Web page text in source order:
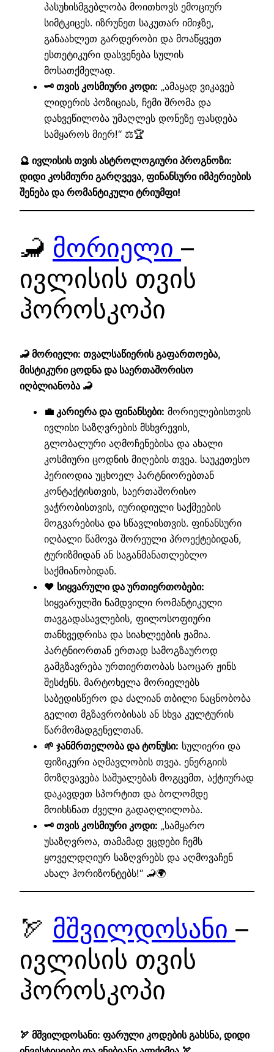
პასუხისმგებლობა მოითხოვს ემოციურ
სიმტკიცეს. იზრუნეთ საკუთარ იმიჯზე,
განაახლეთ გარდერობი და მოაწყვეთ
ესთეტიკური დასვენება სულის
მოსათქმელად.
🗝️ თვის კოსმიური კოდი: „ამაყად ვიკავებ
ლიდერის პოზიციას, ჩემი შრომა და
დახვეწილობა უმაღლეს დონეზე ფასდება
სამყაროს მიერ!“ ⚖️🏆
🔮 ივლისის თვის ასტროლოგიური პროგნოზი:
დიდი კოსმიური გარღვევა, ფინანსური იმპერიების
შენება და რომანტიკული ტრიუმფი!
🦂 მორიელი –
ივლისის თვის
ჰოროსკოპი
🦂 მორიელი: თვალსაწიერის გაფართოება,
მისტიკური ცოდნა და საერთაშორისო
იღბლიანობა 🦂
💼 კარიერა და ფინანსები: მორიელებისთვის
ივლისი საზღვრების მსხვრევის,
გლობალური აღმოჩენებისა და ახალი
კოსმიური ცოდნის მიღების თვეა. საუკეთესო
პერიოდია უცხოელ პარტნიორებთან
კონტაქტისთვის, საერთაშორისო
ვაჭრობისთვის, იურიდიული საქმეების
მოგვარებისა და სწავლისთვის. ფინანსური
იღბალი წამოვა შორეული პროექტებიდან,
ტურიზმიდან ან საგანმანათლებლო
საქმიანობიდან.
❤️ სიყვარული და ურთიერთობები:
სიყვარულში ნამდვილი რომანტიკული
თავგადასავლების, ფილოსოფიური
თანხვედრისა და სიახლეების ჟამია.
პარტნიორთან ერთად სამოგზაუროდ
გამგზავრება ურთიერთობას საოცარ ჟინს
შესძენს. მარტოხელა მორიელებს
საბედისწერო და ძალიან თბილი ნაცნობობა
გელით მგზავრობისას ან სხვა კულტურის
წარმომადგენელთან.
🌱 ჯანმრთელობა და ტონუსი: სულიერი და
ფიზიკური აღმავლობის თვეა. ენერგიის
მოზღვავება საშუალებას მოგცემთ, აქტიურად
დაკავდეთ სპორტით და ბოლომდე
მოიხსნათ ძველი გადაღლილობა.
🗝️ თვის კოსმიური კოდი: „სამყარო
უსაზღვროა, თამამად ვცდები ჩემს
ყოველდღიურ საზღვრებს და აღმოვაჩენ
ახალ ჰორიზონტებს!“ 🦂🌍
🏹 მშვილდოსანი –
ივლისის თვის
ჰოროსკოპი
🏹 მშვილდოსანი: ფარული კოდების გახსნა, დიდი